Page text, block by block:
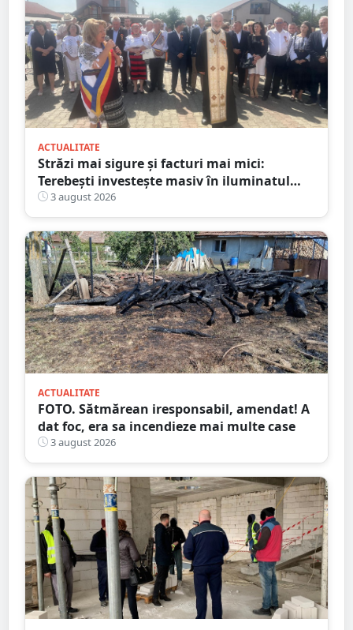
ACTUALITATE
Străzi mai sigure și facturi mai mici:
Terebești investește masiv în iluminatul
public
3 august 2026
ACTUALITATE
FOTO. Sătmărean iresponsabil, amendat! A
dat foc, era sa incendieze mai multe case
3 august 2026